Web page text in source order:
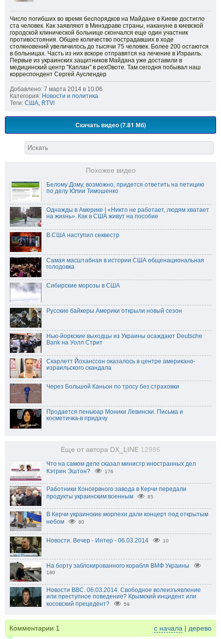
Число погибших во время беспорядков на Майдане в Киеве достигло
ста человек. Как заявляют в Минздраве страны, накануне в киевской
городской клинической больнице скончался еще один участник
противостояния. Общее количество пострадавших в ходе
столкновений увеличилось до тысячи 75 человек. Более 200 остаются
в больницах. Часть из них вскоре отправятся на лечение в Израиль.
Первые из украинских защитников Майдана уже доставили в
медицинский центр "Каплан" в рехОвоте. Там сегодня побывал наш
корреспондент Сергей Ауслендер
Добавлено: 7 марта 2014 в 10:06
Категория: Новости и политика
Теги: США, RTVi
Скачать видео (7.81 Мб)
Похожее видео
Белому Дому, возможно, придется ответить на петицию
по делу Юлии Тимошенко
Однажды в Америке | «Никто не работает, людям хватает
на жизнь». Как в США живут на пособие
В США наступил секвестр
Самая масштабная в истории США общенациональная
голодовка
Сибирские морозы в США
Русские байкеры Америки открыли новый сезон
Нью-йоркские выходцы из Украины осаждают Deutsche
Bank на Уолл Стрит
Скарлетт Йоханссон оказалось в центре американо-
израильского скандала
Через Большой Каньон по тросу без страховки
Продается пеньюар Моники Левински. Письма и
косметичка-в придачу
Еще от автора DX_LINE 12986
Что на самом деле сказал министр иностранных дел
Кэтрин Эштон?
176
Работники Консервного завода в Керчи передали
продукты украинским военным
85
В Керчи украинские морпехи дали концерт под открытым
небом
80
Новости. Вечер - Интер - 06.03.2014 10
На борту заблокированного корабля ВМФ Украины
180
Новости BBC. 06.03.2014. Свободное волеизъявление
или преступное поведение? Крымский инцидент или
косовский прецедент?
59
Комментарии 1 с начала | дерево